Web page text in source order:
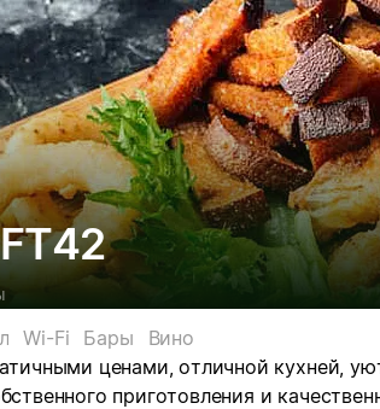
Wi-Fi Бары
Вино
ценами, отличной кухней,
приготовления и